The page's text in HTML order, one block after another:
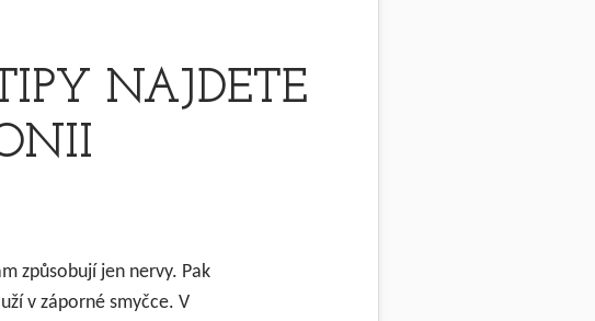
NAJDETE
způsobují jen nervy. Pak
v záporné smyčce. V